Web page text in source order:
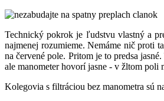
Technický pokrok je ľudstvu vlastný a
najmenej rozumieme. Nemáme nič proti
na červené pole. Pritom je to predsa
ale manometer hovorí jasne - v žltom poli
Kolegovia s filtráciou bez manometra sú